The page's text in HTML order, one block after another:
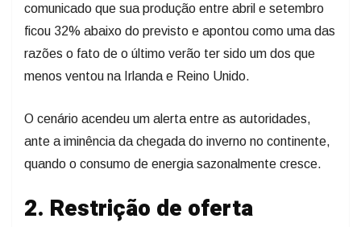
comunicado que sua produção entre abril e setembro
ficou 32% abaixo do previsto e apontou como uma das
razões o fato de o último verão ter sido um dos que
menos ventou na Irlanda e Reino Unido.
O cenário acendeu um alerta entre as autoridades,
ante a iminência da chegada do inverno no continente,
quando o consumo de energia sazonalmente cresce.
2. Restrição de oferta